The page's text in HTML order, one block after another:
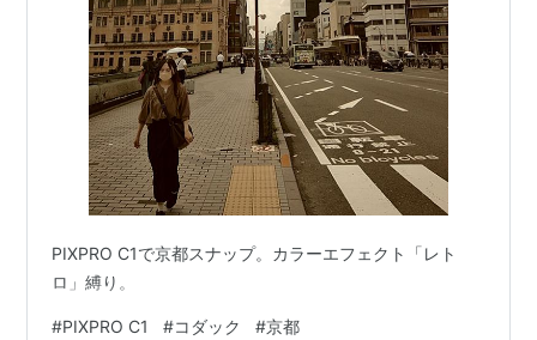
PIXPRO C1で京都スナップ。カラーエフェクト「レト
ロ」縛り。
#PIXPRO C1 #コダック #京都